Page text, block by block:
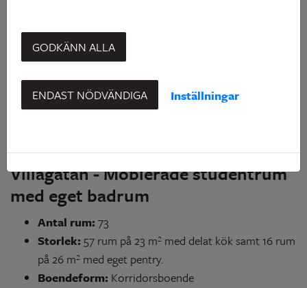
Villagatan - Möblerade studentrum
med eget badrum
Antal rum: 73
Storlek: 57 rum på 23 m² med delat kök samt 16 rum
på 26 m² med eget pentry.
Boendeform: Korridorsboende
GODKÄNN ALLA
ENDAST NÖDVÄNDIGA Inställningar